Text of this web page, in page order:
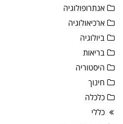
אנתרופולוגיה
ארכיאולוגיה
ביולוגיה
בריאות
היסטוריה
חינוך
כלכלה
כללי